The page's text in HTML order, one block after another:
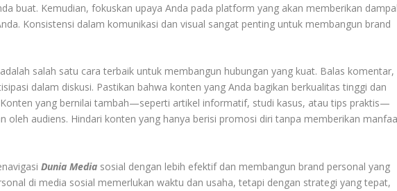
buat. Kemudian, fokuskan upaya Anda pada platform yang akan memberikan
Konsistensi dalam komunikasi dan visual sangat penting untuk membangun brand
salah satu cara terbaik untuk membangun hubungan yang kuat. Balas komentar,
dalam diskusi. Pastikan bahwa konten yang Anda bagikan berkualitas tinggi dan
Konten yang bernilai tambah—seperti artikel informatif, studi kasus, atau tips praktis—
oleh audiens. Hindari konten yang hanya berisi promosi diri tanpa memberikan
Dunia Media sosial dengan lebih efektif dan membangun brand personal yang
di media sosial memerlukan waktu dan usaha, tetapi dengan strategi yang tepat,